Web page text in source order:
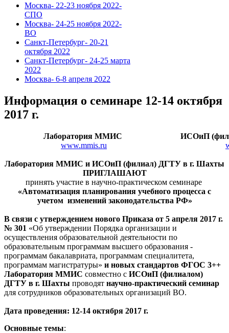
Москва- 22-23 ноября 2022-
СПО
Москва- 24-25 ноября 2022-
ВО
Санкт-Петербург- 20-21
октября 2022
Санкт-Петербург- 24-25 марта
2022
Москва- 6-8 апреля 2022
Информация о семинаре 12-14 октября
2017 г.
Лаборатория ММИС
www.mmis.ru
ИСОиП
Лаборатория ММИС и ИСОиП (филиал) ДГТУ в г. Шахты
ПРИГЛАШАЮТ
принять участие в научно-практическом семинаре
«Автоматизация планирования учебного процесса с
учетом изменений законодательства РФ»
В связи с утверждением нового Приказа от 5 апреля 2017 г.
№ 301 «Об утверждении Порядка организации и
осуществления образовательной деятельности по
образовательным программам высшего образования -
программам бакалавриата, программам специалитета,
программам магистратуры» и новых стандартов ФГОС 3++
Лаборатория ММИС совместно с ИСОиП (филиалом)
ДГТУ в г. Шахты проводят научно-практический семинар
для сотрудников образовательных организаций ВО.
Дата проведения: 12-14 октября 2017 г.
Основные темы: